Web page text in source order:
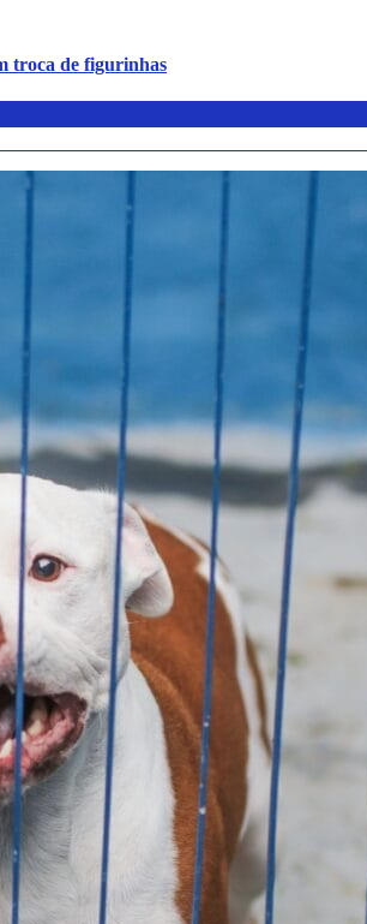
troca de figurinhas